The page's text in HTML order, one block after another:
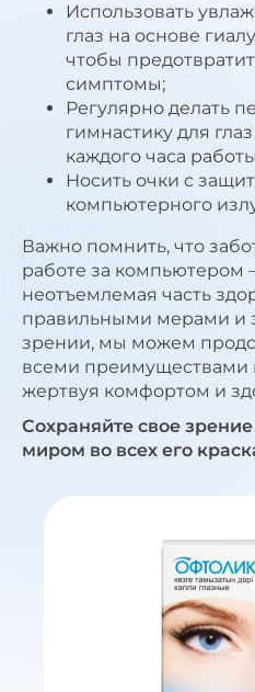
Использовать
глаз на основе
чтобы
симптомы;
Регулярно делать
гимнастику для
каждого часа
Носить очки с
компьютерного
Важно помнить, что
работе за компьютером
неотъемлемая часть
правильными мерами и
зрении, мы можем
всеми преимуществами
жертвуя комфортом и
Сохраняйте свое
миром во всех его